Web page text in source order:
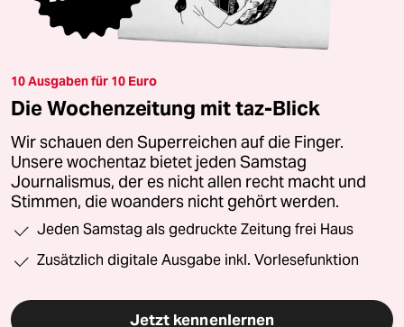
10 Ausgaben für 10 Euro
Die Wochenzeitung mit taz-Blick
Wir schauen den Superreichen auf die Finger.
Unsere wochentaz bietet jeden Samstag
Journalismus, der es nicht allen recht macht und
Stimmen, die woanders nicht gehört werden.
Jeden Samstag als gedruckte Zeitung frei Haus
Zusätzlich digitale Ausgabe inkl. Vorlesefunktion
Jetzt kennenlernen